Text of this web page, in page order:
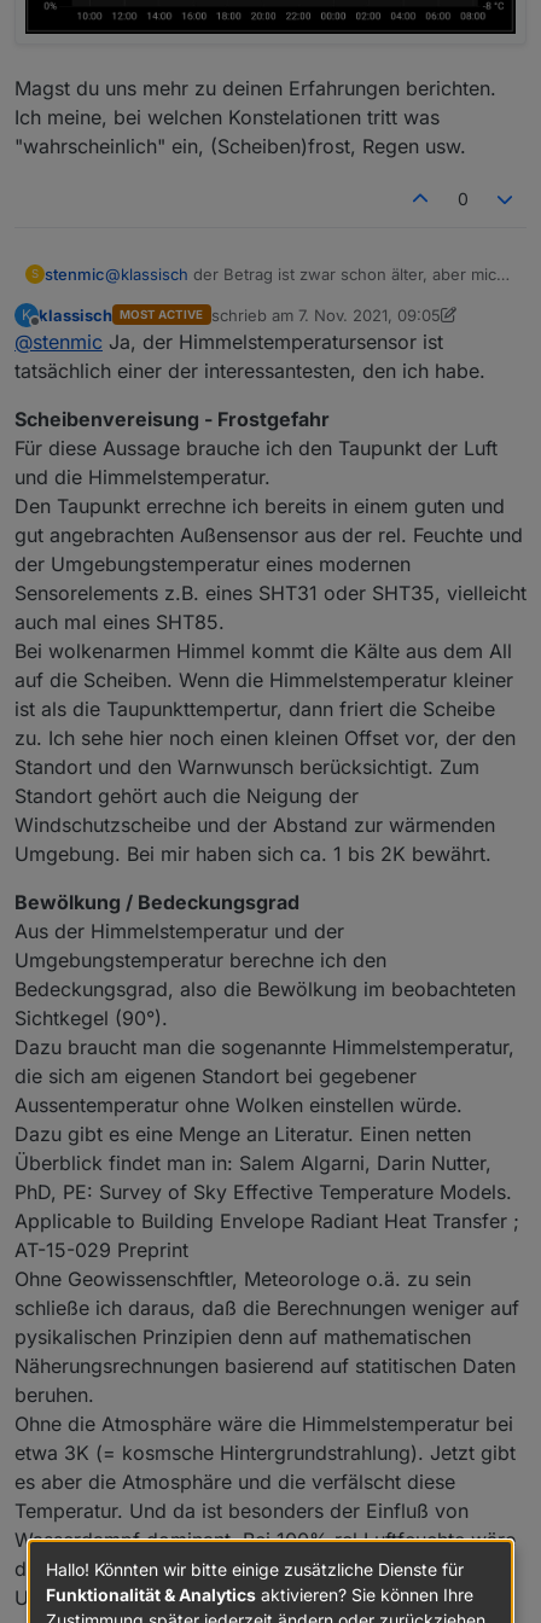
Magst du uns mehr zu deinen Erfahrungen berichten.
Ich meine, bei welchen Konstelationen tritt was
"wahrscheinlich" ein, (Scheiben)frost, Regen usw.
0
S stenmic@klassisch der Betrag ist zwar schon älter, aber mich
Der Sensor ist montiert und liefert schon mal Werte.
Magst du uns mehr zu deinen Erfahrungen berichten.
Ich meine, bei welchen Konstelationen tritt was
"wahrscheinlich" ein, (Scheiben)frost, Regen usw.
K
Offline
klassisch MOST ACTIVE schrieb am 7. Nov. 2021, 09:05
zuletzt editiert von klassisch11. Juli 2021,
@stenmic Ja, der Himmelstemperatursensor ist
tatsächlich einer der interessantesten, den ich habe.
Scheibenvereisung - Frostgefahr
Für diese Aussage brauche ich den Taupunkt der Luft
und die Himmelstemperatur.
Den Taupunkt errechne ich bereits in einem guten und
gut angebrachten Außensensor aus der rel. Feuchte und
der Umgebungstemperatur eines modernen
Sensorelements z.B. eines SHT31 oder SHT35, vielleicht
auch mal eines SHT85.
Bei wolkenarmen Himmel kommt die Kälte aus dem All
auf die Scheiben. Wenn die Himmelstemperatur kleiner
ist als die Taupunkttempertur, dann friert die Scheibe
zu. Ich sehe hier noch einen kleinen Offset vor, der den
Standort und den Warnwunsch berücksichtigt. Zum
Standort gehört auch die Neigung der
Windschutzscheibe und der Abstand zur wärmenden
Umgebung. Bei mir haben sich ca. 1 bis 2K bewährt.
Bewölkung / Bedeckungsgrad
Aus der Himmelstemperatur und der
Umgebungstemperatur berechne ich den
Bedeckungsgrad, also die Bewölkung im beobachteten
Sichtkegel (90°).
Dazu braucht man die sogenannte Himmelstemperatur,
die sich am eigenen Standort bei gegebener
Aussentemperatur ohne Wolken einstellen würde.
Dazu gibt es eine Menge an Literatur. Einen netten
Überblick findet man in: Salem Algarni, Darin Nutter,
PhD, PE: Survey of Sky Effective Temperature Models.
Applicable to Building Envelope Radiant Heat Transfer ;
AT-15-029 Preprint
Ohne Geowissenschftler, Meteorologe o.ä. zu sein
schließe ich daraus, daß die Berechnungen weniger auf
pysikalischen Prinzipien denn auf mathematischen
Näherungsrechnungen basierend auf statitischen Daten
beruhen.
Ohne die Atmosphäre wäre die Himmelstemperatur bei
etwa 3K (= kosmsche Hintergrundstrahlung). Jetzt gibt
es aber die Atmosphäre und die verfälscht diese
Temperatur. Und da ist besonders der Einfluß von
Wasserdampf dominant. Bei 100% rel Luftfeuchte wäre
die Himmelstemperatur gleich der
Umgebungstemperatur. Damit haben wir schon mal
Hallo! Könnten wir bitte einige zusätzliche Dienste für
Funktionalität & Analytics aktivieren? Sie können Ihre